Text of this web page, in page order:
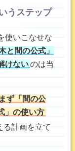
うステップ
使いこなせな
木と間の公式」
けないのは当
まず「間の公
」の使い方
る計画を立て